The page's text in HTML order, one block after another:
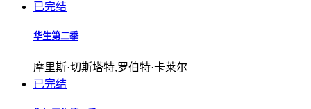
已完结
华生第二季
摩里斯·切斯塔特,罗伯特·卡莱尔
已完结